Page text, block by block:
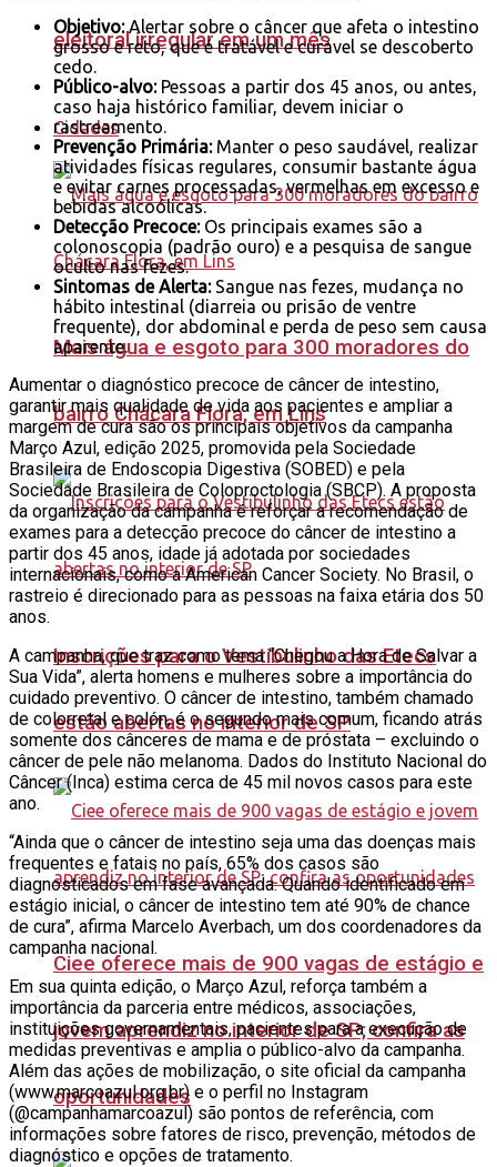
eleitoral irregular em um mês
Cidades
Mais água e esgoto para 300 moradores do
bairro Chácara Flora, em Lins
Inscrições para o Vestibulinho das Etecs
estão abertas no interior de SP
Ciee oferece mais de 900 vagas de estágio e
jovem aprendiz no interior de SP; confira as
oportunidades
Objetivo:Alertar sobre o câncer que afeta o intestino
grosso e reto, que é tratável e curável se descoberto
cedo.
Público-alvo:Pessoas a partir dos 45 anos, ou antes,
caso haja histórico familiar, devem iniciar o
rastreamento.
Prevenção Primária:Manter o peso saudável, realizar
atividades físicas regulares, consumir bastante água
e evitar carnes processadas, vermelhas em excesso e
bebidas alcoólicas.
Detecção Precoce:Os principais exames são a
colonoscopia (padrão ouro) e a pesquisa de sangue
oculto nas fezes.
Sintomas de Alerta:Sangue nas fezes, mudança no
hábito intestinal (diarreia ou prisão de ventre
frequente), dor abdominal e perda de peso sem causa
aparente.
Aumentar o diagnóstico precoce de câncer de intestino,
garantir mais qualidade de vida aos pacientes e ampliar a
margem de cura são os principais objetivos da campanha
Março Azul, edição 2025, promovida pela Sociedade
Brasileira de Endoscopia Digestiva (SOBED) e pela
Sociedade Brasileira de Coloproctologia (SBCP). A proposta
da organização da campanha é reforçar a recomendação de
exames para a detecção precoce do câncer de intestino a
partir dos 45 anos, idade já adotada por sociedades
internacionais, como a American Cancer Society. No Brasil, o
rastreio é direcionado para as pessoas na faixa etária dos 50
anos.
A campanha, que traz como tema “Chegou a Hora de Salvar a
Sua Vida”, alerta homens e mulheres sobre a importância do
cuidado preventivo. O câncer de intestino, também chamado
de colorretal e colón, é o segundo mais comum, ficando atrás
somente dos cânceres de mama e de próstata – excluindo o
câncer de pele não melanoma. Dados do Instituto Nacional do
Câncer (Inca) estima cerca de 45 mil novos casos para este
ano.
“Ainda que o câncer de intestino seja uma das doenças mais
frequentes e fatais no país, 65% dos casos são
diagnosticados em fase avançada. Quando identificado em
estágio inicial, o câncer de intestino tem até 90% de chance
de cura”, afirma Marcelo Averbach, um dos coordenadores da
campanha nacional.
Em sua quinta edição, o Março Azul, reforça também a
importância da parceria entre médicos, associações,
instituições governamentais, pacientes para a execução de
medidas preventivas e amplia o público-alvo da campanha.
Além das ações de mobilização, o site oficial da campanha
(www.marcoazul.org.br) e o perfil no Instagram
(@campanhamarcoazul) são pontos de referência, com
informações sobre fatores de risco, prevenção, métodos de
diagnóstico e opções de tratamento.